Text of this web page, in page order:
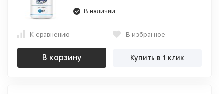
В наличии
К сравнению В избранное
В корзину Купить в 1 клик